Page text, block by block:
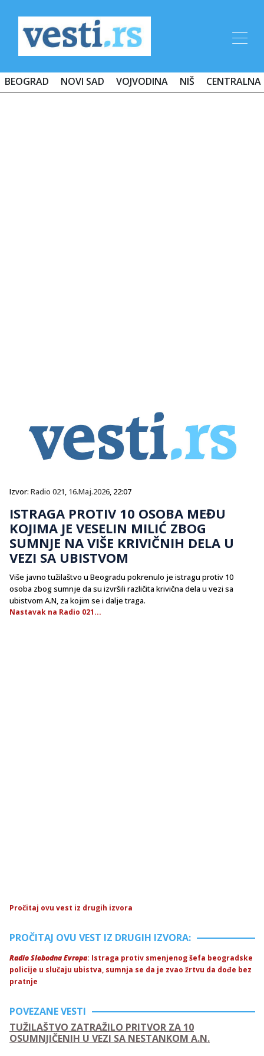
BEOGRAD NOVI SAD VOJVODINA NIŠ CENTRALNA
Izvor: Radio 021, 16.Maj.2026, 22:07
ISTRAGA PROTIV 10 OSOBA MEĐU
KOJIMA JE VESELIN MILIĆ ZBOG
SUMNJE NA VIŠE KRIVIČNIH DELA U
VEZI SA UBISTVOM
Više javno tužilaštvo u Beogradu pokrenulo je istragu protiv 10
osoba zbog sumnje da su izvršili različita krivična dela u vezi sa
ubistvom A.N, za kojim se i dalje traga.
Nastavak na Radio 021...
Pročitaj ovu vest iz drugih izvora
PROČITAJ OVU VEST IZ DRUGIH IZVORA:
Radio Slobodna Evropa: Istraga protiv smenjenog šefa beogradske
policije u slučaju ubistva, sumnja se da je zvao žrtvu da dođe bez
pratnje
POVEZANE VESTI
TUŽILAŠTVO ZATRAŽILO PRITVOR ZA 10
OSUMNJIČENIH U VEZI SA NESTANKOM A.N.